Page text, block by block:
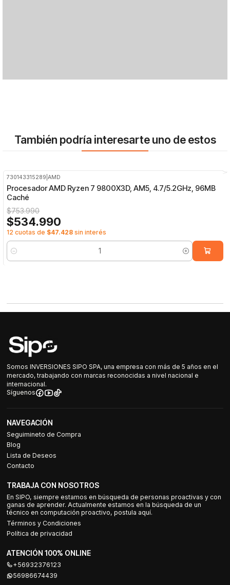
También podría interesarte uno de estos
730143315289 |AMD
Procesador AMD Ryzen 7 9800X3D, AM5, 4.7/5.2GHz, 96MB
Caché
$753.990
$534.990
12 cuotas de $47.428 sin interés
Cantidad
Somos INVERSIONES SIPO SPA, una empresa con más de 5 años en el
mercado, trabajando con marcas reconocidas a nivel nacional e
internacional.
Síguenos
NAVEGACIÓN
Seguimineto de Compra
Blog
Lista de Deseos
Contacto
TRABAJA CON NOSOTROS
En SIPO, siempre estamos en búsqueda de personas proactivas y con
ganas de aprender. Actualmente estamos en la búsqueda de un
técnico en computación proactivo, postula aquí.
Términos y Condiciones
Política de privacidad
ATENCIÓN 100% ONLINE
+56932376123
56986674439